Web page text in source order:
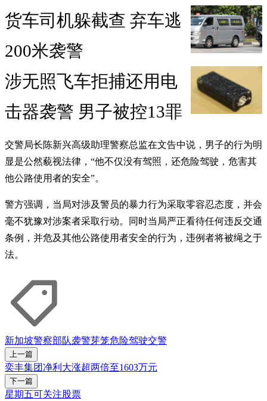
货车司机躲截查 弃车逃
200米袭警
涉无照飞车拒捕还用电
击器袭警 男子被控13罪
交警局长陈新兴高级助理警察总监在文告中说，男子的行为明
显是公然藐视法律，“他不仅没有驾照，还危险驾驶，危害其
他公路使用者的安全”。
警方强调，当局对涉及警员的暴力行为采取零容忍态度，并会
毫不犹豫对涉案者采取行动。同时当局严正看待任何违反交通
条例，并危及其他公路使用者安全的行为，违例者将被绳之于
法。
新加坡警察部队袭警芽笼危险驾驶交警
上一篇
奕丰集团净利大涨超两倍至1603万元
下一篇
星期五可关注股票